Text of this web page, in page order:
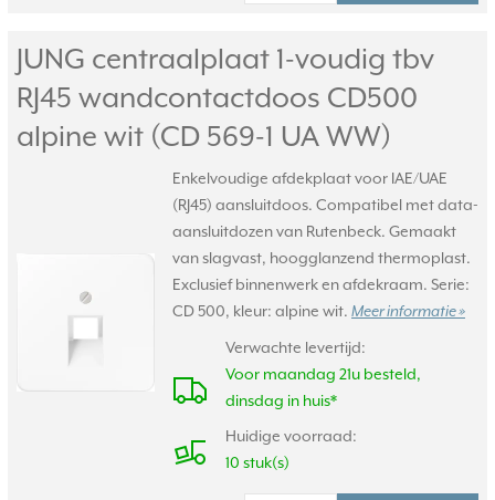
JUNG centraalplaat 1-voudig tbv
RJ45 wandcontactdoos CD500
alpine wit (CD 569-1 UA WW)
Enkelvoudige afdekplaat voor IAE/UAE
(RJ45) aansluitdoos. Compatibel met data-
aansluitdozen van Rutenbeck. Gemaakt
van slagvast, hoogglanzend thermoplast.
Exclusief binnenwerk en afdekraam. Serie:
CD 500, kleur: alpine wit. Meer informatie »
Verwachte levertijd:
Voor maandag 21u besteld,
dinsdag in huis*
Huidige voorraad:
10 stuk(s)